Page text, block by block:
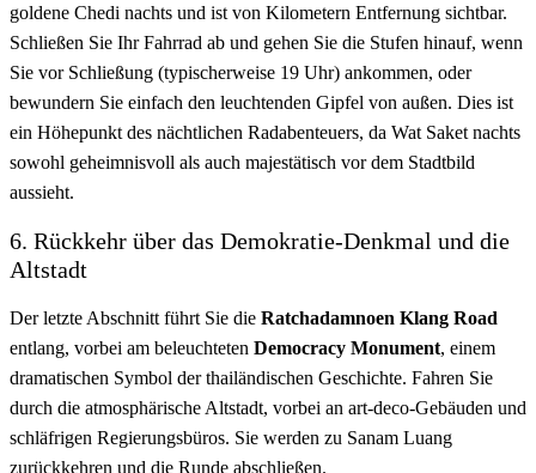
goldene Chedi nachts und ist von Kilometern Entfernung sichtbar.
Schließen Sie Ihr Fahrrad ab und gehen Sie die Stufen hinauf, wenn
Sie vor Schließung (typischerweise 19 Uhr) ankommen, oder
bewundern Sie einfach den leuchtenden Gipfel von außen. Dies ist
ein Höhepunkt des nächtlichen Radabenteuers, da Wat Saket nachts
sowohl geheimnisvoll als auch majestätisch vor dem Stadtbild
aussieht.
6. Rückkehr über das Demokratie-Denkmal und die
Altstadt
Der letzte Abschnitt führt Sie die Ratchadamnoen Klang Road
entlang, vorbei am beleuchteten Democracy Monument, einem
dramatischen Symbol der thailändischen Geschichte. Fahren Sie
durch die atmosphärische Altstadt, vorbei an art-deco-Gebäuden und
schläfrigen Regierungsbüros. Sie werden zu Sanam Luang
zurückkehren und die Runde abschließen.